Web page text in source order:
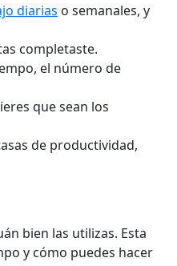
diarias o semanales, y
completaste.
el número de
que sean los
de productividad,
bien las utilizas. Esta
y cómo puedes hacer